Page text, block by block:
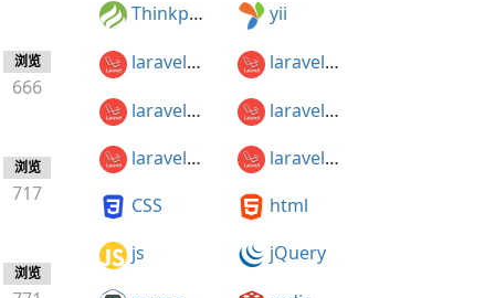
浏览
666
浏览
717
浏览
Thinkphp
yii
laravel5.1
laravel5.2
laravel5.3
laravel5.4
laravel5.5
laravel5.3开发知乎
CSS
html
js
jQuery